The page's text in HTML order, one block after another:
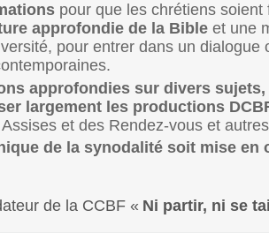
pour que les chrétiens
approfondie de la Bible et une
pour entrer dans un
approfondies sur divers
largement les productions
et des Rendez-vous et
de la synodalité soit mise
de la CCBF « Ni partir, ni se